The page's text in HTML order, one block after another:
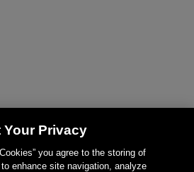
Your Privacy
you agree to the storing of
enhance site navigation, analyze